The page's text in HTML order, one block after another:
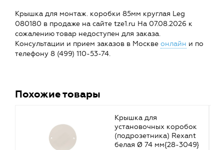
Крышка для монтаж. коробки 85мм круглая Leg
080180 в продаже на сайте tze1.ru На 07.08.2026 к
сожалению товар недоступен для заказа.
Консультации и прием заказов в Москве онлайн и по
телефону 8 (499) 110-53-74.
Похожие товары
Крышка для
установочных коробок
(подрозетника) Rexant
белая Ø 74 мм{28-3049}